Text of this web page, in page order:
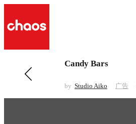
前一 广告
Candy Bars
by Studio Aiko 广告